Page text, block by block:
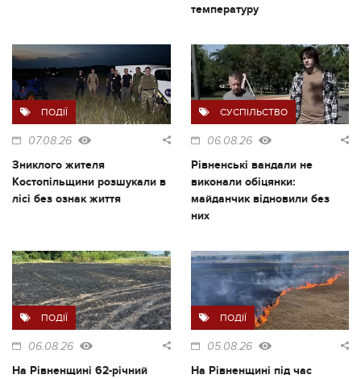
температуру
ПОДІЇ
07.08.26
Зниклого жителя
Костопільщини розшукали в
лісі без ознак життя
СУСПІЛЬСТВО
06.08.26
Рівненські вандали не
виконали обіцянки:
майданчик відновили без
них
ПОДІЇ
06.08.26
На Рівненщині 62-річний
ПОДІЇ
05.08.26
На Рівненщині під час